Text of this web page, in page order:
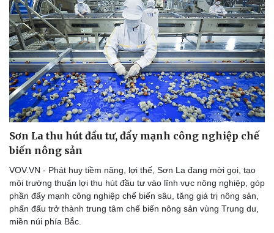
Sơn La thu hút đầu tư, đẩy mạnh công nghiệp chế
biến nông sản
VOV.VN - Phát huy tiềm năng, lợi thế, Sơn La đang mời gọi, tạo
môi trường thuận lợi thu hút đầu tư vào lĩnh vực nông nghiệp, góp
phần đẩy mạnh công nghiệp chế biến sâu, tăng giá trị nông sản,
phấn đấu trở thành trung tâm chế biến nông sản vùng Trung du,
miền núi phía Bắc.